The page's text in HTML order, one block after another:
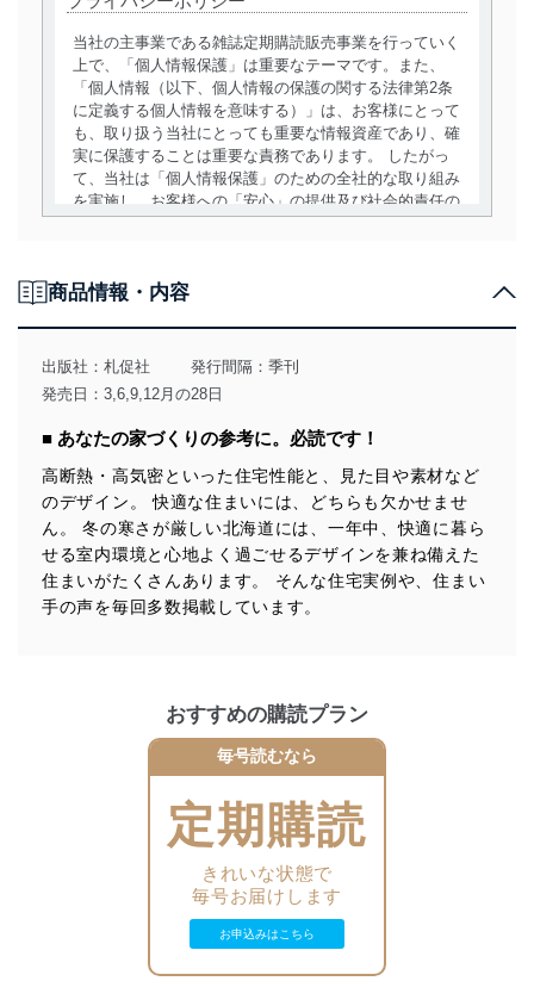
当社の主事業である雑誌定期購読販売事業を行っていく
上で、「個人情報保護」は重要なテーマです。また、
「個人情報（以下、個人情報の保護の関する法律第2条
に定義する個人情報を意味する）」は、お客様にとって
も、取り扱う当社にとっても重要な情報資産であり、確
実に保護することは重要な責務であります。 したがっ
て、当社は「個人情報保護」のための全社的な取り組み
を実施し、お客様への「安心」の提供及び社会的責任の
用目的を明確にし、本人の同意を得たうえで利用目的の
達成に必要な範囲内で適法かつ公正な手段によって取
得・利用・提供を行います。また、当社が保有している
個人情報は、同意を得ずに目的外利用、第三者への提
みを確実にするため、従業者等の教育を徹底してまいり
ます。また、目的外利用を行わないために、適切な管理
措置を講じます。
法令遵守
当社は、個人情報に関連する法令、国が定める指針及び
その他の規範を遵守します。また、当社の管理の仕組み
に、下記セキュリティ対策をはじめとする安全対策を実
施し、個人情報の漏えい、滅失またはき損の防止及び是
アクセス制御
機器を取り扱う従業者を明確化し、 個人データへ
の不要なアクセスを防止しています。
アクセス者の識別と認証
機器に標準装備されているユーザー制御機能（ユ
商品情報・内容
出版社： 札促社
発行間隔：季刊
発売日：3,6,9,12月の28日
■ あなたの家づくりの参考に。必読です！
高断熱・高気密といった住宅性能と、見た目や素材など
のデザイン。 快適な住まいには、どちらも欠かせませ
ん。 冬の寒さが厳しい北海道には、一年中、快適に暮ら
せる室内環境と心地よく過ごせるデザインを兼ね備えた
住まいがたくさんあります。 そんな住宅実例や、住まい
手の声を毎回多数掲載しています。
おすすめの購読プラン
毎号読むなら
定期購読
きれいな状態で
毎号お届けします
お申込みはこちら